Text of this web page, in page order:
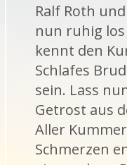
Ralf Roth
nun ruhig los
kennt den
Schlafes
sein. Lass
Getrost aus
Aller
Schmerzen